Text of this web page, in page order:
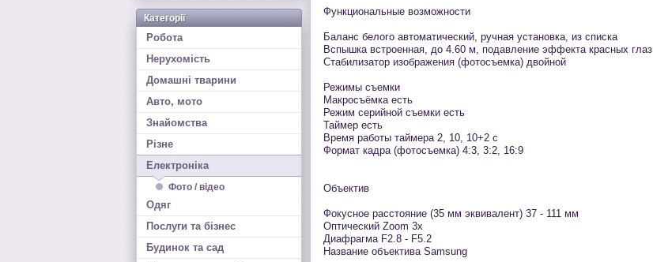
Категорії
Робота
Нерухомість
Домашні тварини
Авто, мото
Знайомства
Різне
Електроніка
Фото / відео
Одяг
Послуги та бізнес
Будинок та сад
Функциональные возможности
Баланс белого автоматический, ручная установка, из списка
Вспышка встроенная, до 4.60 м, подавление эффекта красных глаз
Стабилизатор изображения (фотосъемка) двойной
Режимы съемки
Макросъёмка есть
Режим серийной съемки есть
Таймер есть
Время работы таймера 2, 10, 10+2 c
Формат кадра (фотосъемка) 4:3, 3:2, 16:9
Объектив
Фокусное расстояние (35 мм эквивалент) 37 - 111 мм
Оптический Zoom 3x
Диафрагма F2.8 - F5.2
Название объектива Samsung